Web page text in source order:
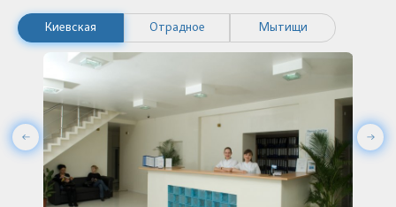
Киевская Отрадное Мытищи